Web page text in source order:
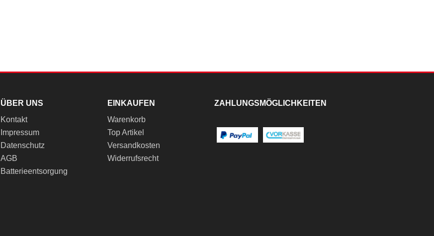
ÜBER UNS
Kontakt
Impressum
Datenschutz
AGB
Batterieentsorgung
EINKAUFEN
Warenkorb
Top Artikel
Versandkosten
Widerrufsrecht
ZAHLUNGSMÖGLICHKEITEN